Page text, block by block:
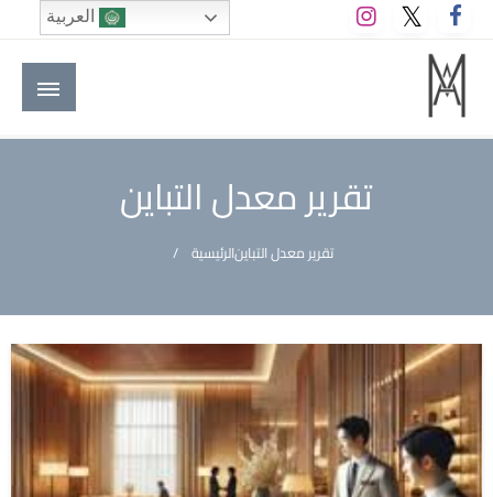
التخطي
إلى
المحتوى
M A hotels | إم ايه هوتيلز
الموقع الأول للعاملين في الفنادق في العالم العربي
تقرير معدل التباين
الرئيسيةتقرير معدل التباين
العربية